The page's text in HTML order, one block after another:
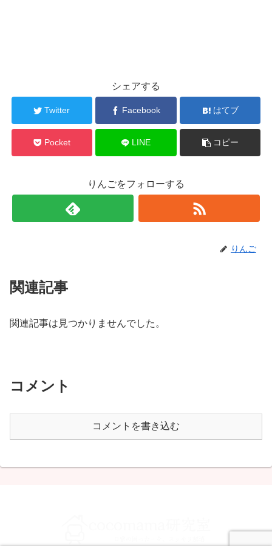
シェアする
Twitter Facebook はてブ
Pocket LINE コピー
りんごをフォローする
りんご
関連記事
関連記事は見つかりませんでした。
コメント
コメントを書き込む